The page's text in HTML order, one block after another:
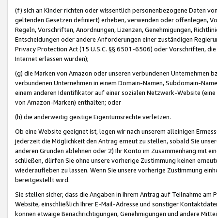
(f) sich an Kinder richten oder wissentlich personenbezogene Daten
geltenden Gesetzen definiert) erheben, verwenden oder offenlegen,
Regeln, Vorschriften, Anordnungen, Lizenzen, Genehmigungen,
Entscheidungen oder andere Anforderungen einer zuständigen
Privacy Protection Act (15 U.S.C. §§ 6501-6506) oder Vorschriften,
Internet erlassen wurden);
(g) die Marken von Amazon oder unseren verbundenen Unternehmen
verbundenen Unternehmen in einem Domain-Namen, Subdomain-
einem anderen Identifikator auf einer sozialen Netzwerk-Website
von Amazon-Marken) enthalten; oder
(h) die anderweitig geistige Eigentumsrechte verletzen.
Ob eine Website geeignet ist, legen wir nach unserem alleinigen
jederzeit die Möglichkeit den Antrag erneut zu stellen, sobald Sie
anderen Gründen ablehnen oder 2) Ihr Konto im Zusammenhang mit
schließen, dürfen Sie ohne unsere vorherige Zustimmung keinen
wiederaufleben zu lassen. Wenn Sie unsere vorherige Zustimmung
bereitgestellt wird.
Sie stellen sicher, dass die Angaben in Ihrem Antrag auf Teilnahme
Website, einschließlich Ihrer E-Mail-Adresse und sonstiger
können etwaige Benachrichtigungen, Genehmigungen und andere